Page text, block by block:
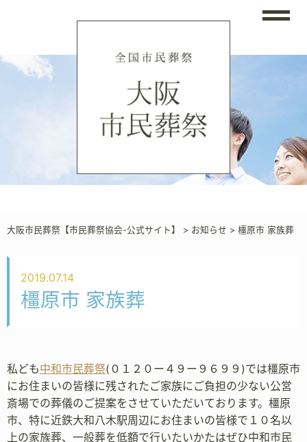
大阪市民葬祭【市民葬祭協会-公式サイト】 > お知らせ > 橿原市 家族葬
2019.07.14
橿原市 家族葬
私ども中和市民葬祭(０１２０ー４９ー９６９９)では橿原市
にお住まいの皆様に残されたご家族にご負担の少ない公営
斎場での葬儀のご提案をさせていただいております。橿原
市、特に近鉄大和八木駅周辺にお住まいの皆様で１０名以
上の家族葬、一般葬を低額で行いたいかたはぜひ中和市民